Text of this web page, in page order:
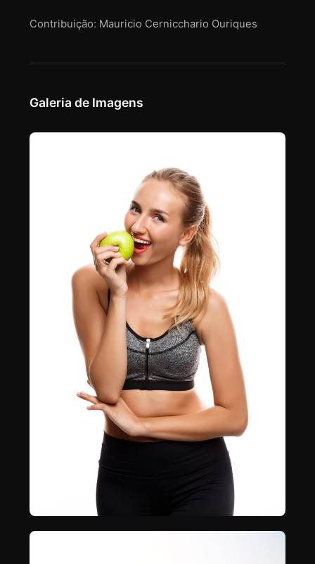
Contribuição: Mauricio Cernicchario Ouriques
Galeria de Imagens